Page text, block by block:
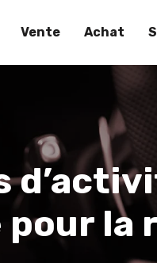
Vente Achat
la